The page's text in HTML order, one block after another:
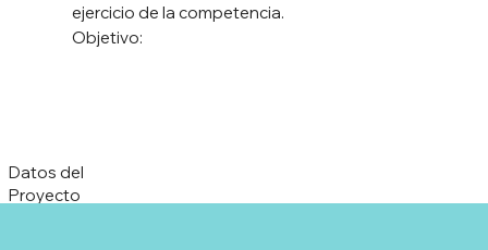
Objetivo:
ejercicio de la competencia.
Datos del
Proyecto